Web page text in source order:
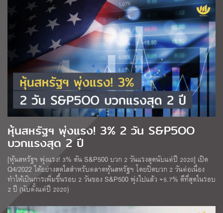
หุ้นสหรัฐฯ พุ่งแรง! 3% 2 วัน S&P5OO
บวกแรงสุด 2 ปี
[หุ้นสหรัฐฯ พุ่งแรง! 3% ดัน S&P500 บวก 2 วันแรงสุดนับแต่ปี 2020] เปิด
Q4/2022 ได้อย่างสดใสสำหรับตลาดหุ้นสหรัฐฯ โดยปิดบวก 2 วันต่อเนื่อง
ทำให้เป็นการเพิ่มขึ้นรอบ 2 วันของ S&P500 พุ่งไปแล้ว +5.7% ดีที่สุดในรอบ
2 ปี (นับตั้งแต่ปี 2020)